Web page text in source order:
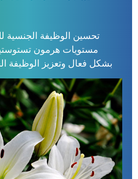
تحسين الوظيفة الجنسية
مستويات هرمون
بشكل فعال وتعزيز الوظيفة